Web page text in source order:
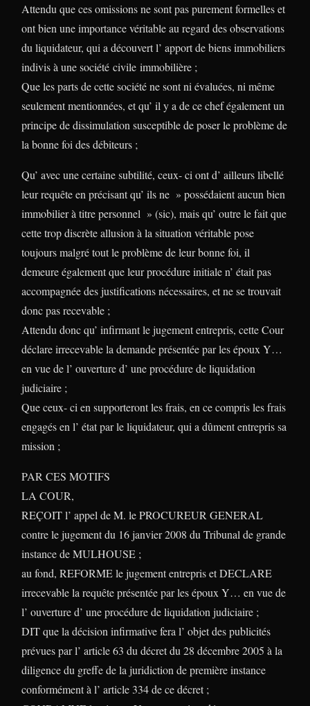
Attendu que ces omissions ne sont pas purement formelles et
ont bien une importance véritable au regard des observations
du liquidateur, qui a découvert l’ apport de biens immobiliers
indivis à une société civile immobilière ;
Que les parts de cette société ne sont ni évaluées, ni même
seulement mentionnées, et qu’ il y a de ce chef également un
principe de dissimulation susceptible de poser le problème de
la bonne foi des débiteurs ;
Qu’ avec une certaine subtilité, ceux- ci ont d’ ailleurs libellé
leur requête en précisant qu’ ils ne » possédaient aucun bien
immobilier à titre personnel » (sic), mais qu’ outre le fait que
cette trop discrète allusion à la situation véritable pose
toujours malgré tout le problème de leur bonne foi, il
demeure également que leur procédure initiale n’ était pas
accompagnée des justifications nécessaires, et ne se trouvait
donc pas recevable ;
Attendu donc qu’ infirmant le jugement entrepris, cette Cour
déclare irrecevable la demande présentée par les époux Y…
en vue de l’ ouverture d’ une procédure de liquidation
judiciaire ;
Que ceux- ci en supporteront les frais, en ce compris les frais
engagés en l’ état par le liquidateur, qui a dûment entrepris sa
mission ;
PAR CES MOTIFS
LA COUR,
REÇOIT l’ appel de M. le PROCUREUR GENERAL
contre le jugement du 16 janvier 2008 du Tribunal de grande
instance de MULHOUSE ;
au fond, REFORME le jugement entrepris et DECLARE
irrecevable la requête présentée par les époux Y… en vue de
l’ ouverture d’ une procédure de liquidation judiciaire ;
DIT que la décision infirmative fera l’ objet des publicités
prévues par l’ article 63 du décret du 28 décembre 2005 à la
diligence du greffe de la juridiction de première instance
conformément à l’ article 334 de ce décret ;